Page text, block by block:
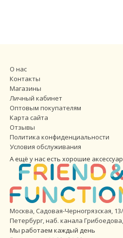
О нас
Контакты
Магазины
Личный кабинет
Оптовым покупателям
Карта сайта
Отзывы
Политика конфиденциальности
Условия обслуживания
А ещё у нас есть хорошие
Москва, Садовая-Черногрязская, 13/
Петербург,наб. канала
Мы работаем каждый день